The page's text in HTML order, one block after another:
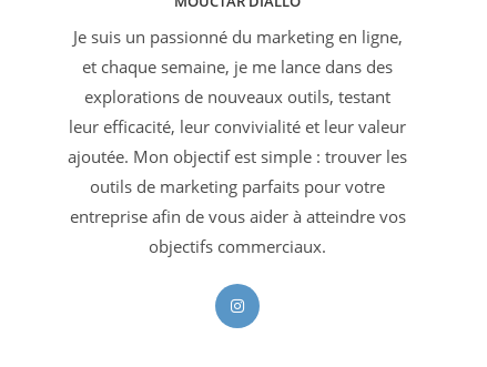
Je suis un passionné du marketing en ligne,
et chaque semaine, je me lance dans des
explorations de nouveaux outils, testant
leur efficacité, leur convivialité et leur valeur
ajoutée. Mon objectif est simple : trouver les
outils de marketing parfaits pour votre
entreprise afin de vous aider à atteindre vos
objectifs commerciaux.
S’ouvre